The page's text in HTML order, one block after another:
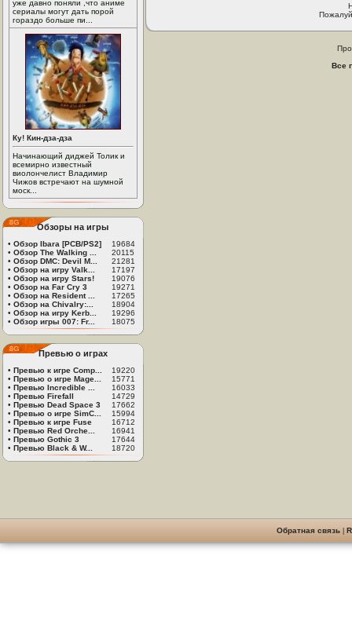
уже давно поняли ,что аниме
сериалы могут дать порой
гораздо больше пи...
Ку! Кин-дза-дза
Начинающий диджей Толик и
всемирно известный
виолончелист Владимир
Чижов встречают на шумной
моск...
Обзоры на игры
• Обзор Ibara [PCB/PS2]
19684
• Обзор The Walking ...
20115
• Обзор DMC: Devil M...
21281
• Обзор на игру Valk...
17197
• Обзор на игру Stars!
19076
• Обзор на Far Cry 3
19271
• Обзор на Resident ...
17265
• Обзор на Chivalry:...
18904
• Обзор на игру Kerb...
19296
• Обзор игры 007: Fr... 18075
Превью о играх
• Превью к игре Comp...
19220
• Превью о игре Mage...
15771
• Превью Incredible ...
16033
• Превью Firefall
14729
• Превью Dead Space 3
17662
• Превью о игре SimC...
15994
• Превью к игре Fuse
16712
• Превью Red Orche...
16941
• Превью Gothic 3
17644
• Превью Black & W... 18720
Все
Обратная связь